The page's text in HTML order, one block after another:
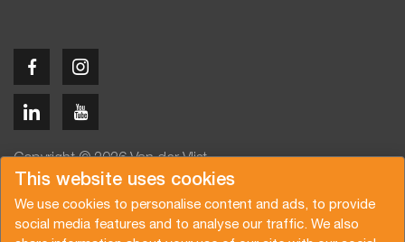
This website uses cookies
We use cookies to personalise content and ads, to provide
social media features and to analyse our traffic. We also
Copyright © 2026 Van der Vlist